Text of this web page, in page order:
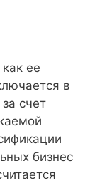
ее
в
счет
бизнес